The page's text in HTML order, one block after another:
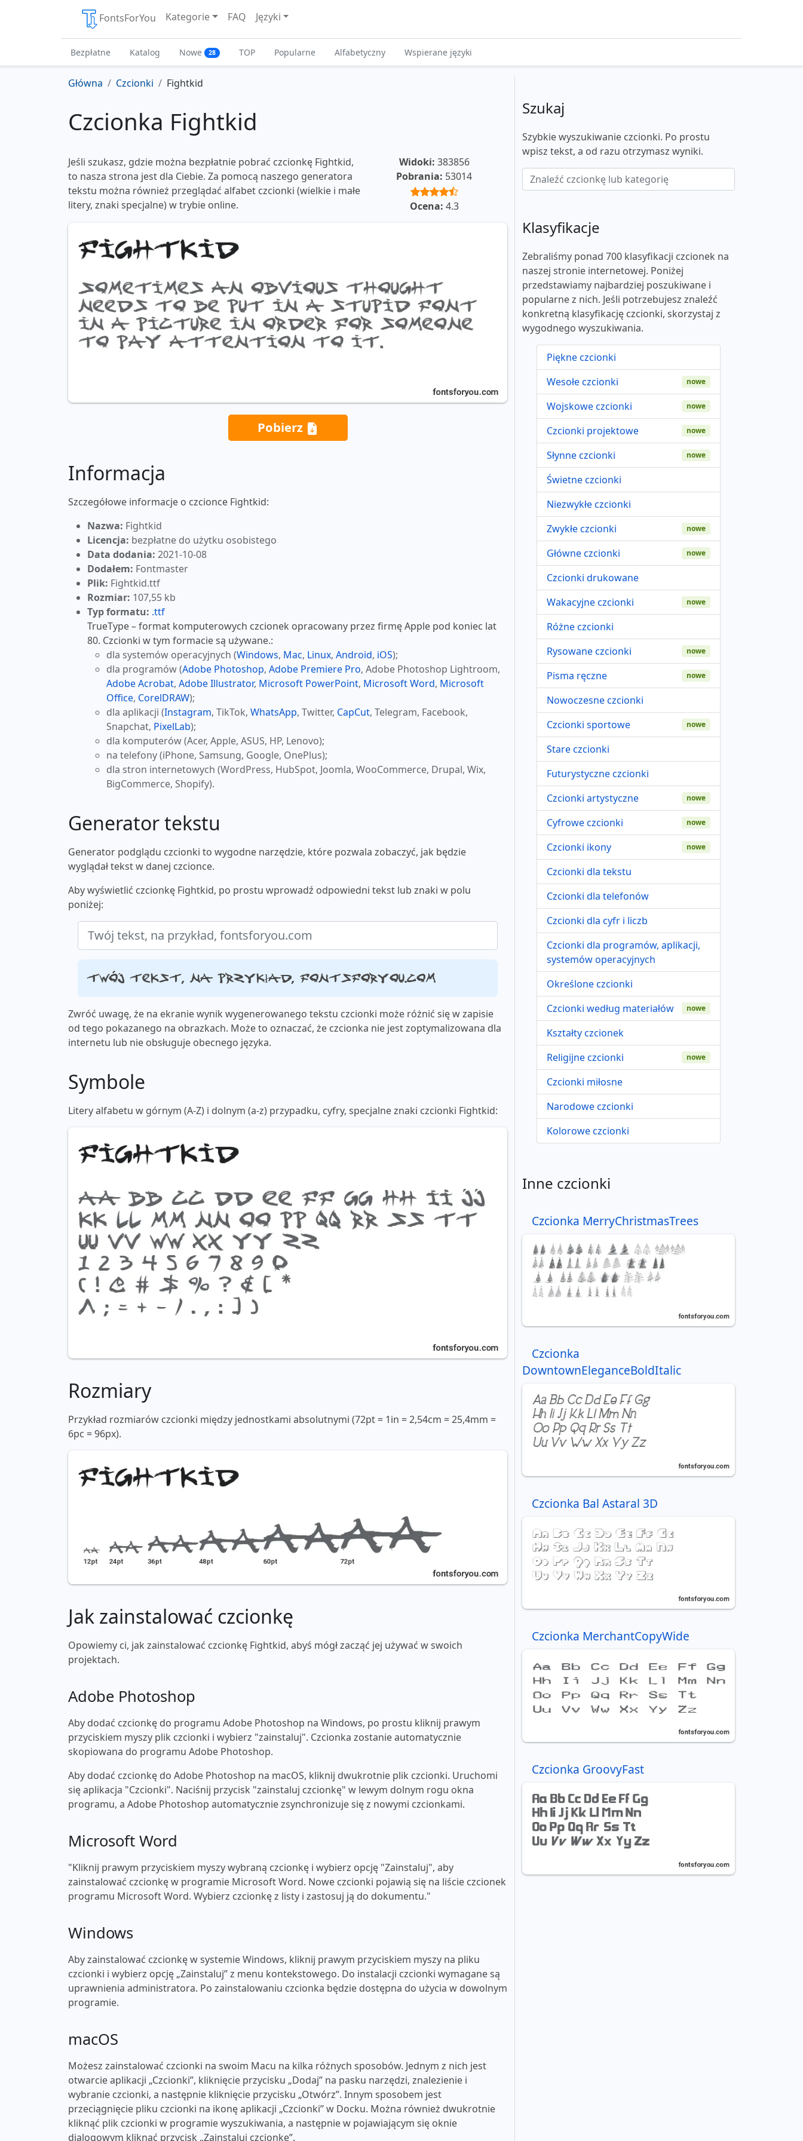
FontsForYou Kategorie FAQ Języki
Bezpłatne Katalog Nowe 28 TOP Popularne Alfabetyczny Wspierane języki
Główna Czcionki Fightkid
Czcionka Fightkid
Jeśli szukasz, gdzie można bezpłatnie pobrać czcionkę Fightkid,
to nasza strona jest dla Ciebie. Za pomocą naszego generatora
tekstu można również przeglądać alfabet czcionki (wielkie i małe
litery, znaki specjalne) w trybie online.
Widoki: 383856
Pobrania: 53014
Ocena: 4.3
Pobierz
Informacja
Szczegółowe informacje o czcionce Fightkid:
Nazwa: Fightkid
Licencja: bezpłatne do użytku osobistego
Data dodania: 2021-10-08
Dodałem: Fontmaster
Plik: Fightkid.ttf
Rozmiar: 107,55 kb
Typ formatu: .ttf
TrueType – format komputerowych czcionek opracowany przez firmę Apple pod koniec lat
80. Czcionki w tym formacie są używane.:
dla systemów operacyjnych (Windows, Mac, Linux, Android, iOS);
dla programów (Adobe Photoshop, Adobe Premiere Pro, Adobe Photoshop Lightroom,
Adobe Acrobat, Adobe Illustrator, Microsoft PowerPoint, Microsoft Word, Microsoft
Office, CorelDRAW);
dla aplikacji (Instagram, TikTok, WhatsApp, Twitter, CapCut, Telegram, Facebook,
Snapchat, PixelLab);
dla komputerów (Acer, Apple, ASUS, HP, Lenovo);
na telefony (iPhone, Samsung, Google, OnePlus);
dla stron internetowych (WordPress, HubSpot, Joomla, WooCommerce, Drupal, Wix,
BigCommerce, Shopify).
Generator tekstu
Generator podglądu czcionki to wygodne narzędzie, które pozwala zobaczyć, jak będzie
wyglądał tekst w danej czcionce.
Aby wyświetlić czcionkę Fightkid, po prostu wprowadź odpowiedni tekst lub znaki w polu
poniżej:
Twój tekst, na przykład, fontsforyou.com
Zwróć uwagę, że na ekranie wynik wygenerowanego tekstu czcionki może różnić się w zapisie
od tego pokazanego na obrazkach. Może to oznaczać, że czcionka nie jest zoptymalizowana dla
internetu lub nie obsługuje obecnego języka.
Symbole
Litery alfabetu w górnym (A-Z) i dolnym (a-z) przypadku, cyfry, specjalne znaki czcionki Fightkid:
Rozmiary
Przykład rozmiarów czcionki między jednostkami absolutnymi (72pt = 1in = 2,54cm = 25,4mm =
6pc = 96px).
Jak zainstalować czcionkę
Opowiemy ci, jak zainstalować czcionkę Fightkid, abyś mógł zacząć jej używać w swoich
projektach.
Adobe Photoshop
Aby dodać czcionkę do programu Adobe Photoshop na Windows, po prostu kliknij prawym
przyciskiem myszy plik czcionki i wybierz "zainstaluj". Czcionka zostanie automatycznie
skopiowana do programu Adobe Photoshop.
Aby dodać czcionkę do Adobe Photoshop na macOS, kliknij dwukrotnie plik czcionki. Uruchomi
się aplikacja "Czcionki". Naciśnij przycisk "zainstaluj czcionkę" w lewym dolnym rogu okna
programu, a Adobe Photoshop automatycznie zsynchronizuje się z nowymi czcionkami.
Microsoft Word
"Kliknij prawym przyciskiem myszy wybraną czcionkę i wybierz opcję "Zainstaluj", aby
zainstalować czcionkę w programie Microsoft Word. Nowe czcionki pojawią się na liście czcionek
programu Microsoft Word. Wybierz czcionkę z listy i zastosuj ją do dokumentu."
Windows
Aby zainstalować czcionkę w systemie Windows, kliknij prawym przyciskiem myszy na pliku
czcionki i wybierz opcję „Zainstaluj” z menu kontekstowego. Do instalacji czcionki wymagane są
uprawnienia administratora. Po zainstalowaniu czcionka będzie dostępna do użycia w dowolnym
programie.
macOS
Możesz zainstalować czcionki na swoim Macu na kilka różnych sposobów. Jednym z nich jest
otwarcie aplikacji „Czcionki”, kliknięcie przycisku „Dodaj” na pasku narzędzi, znalezienie i
wybranie czcionki, a następnie kliknięcie przycisku „Otwórz”. Innym sposobem jest
przeciągnięcie pliku czcionki na ikonę aplikacji „Czcionki” w Docku. Można również dwukrotnie
kliknąć plik czcionki w programie wyszukiwania, a następnie w pojawiającym się oknie
dialogowym kliknąć przycisk „Zainstaluj czcionkę”.
Szukaj
Szybkie wyszukiwanie czcionki. Po prostu
wpisz tekst, a od razu otrzymasz wyniki.
Klasyfikacje
Zebraliśmy ponad 700 klasyfikacji czcionek na
naszej stronie internetowej. Poniżej
przedstawiamy najbardziej poszukiwane i
popularne z nich. Jeśli potrzebujesz znaleźć
konkretną klasyfikację czcionki, skorzystaj z
wygodnego wyszukiwania.
Piękne czcionki
Wesołe czcionki
nowe
Wojskowe czcionki nowe
Czcionki projektowe nowe
Słynne czcionki nowe
Świetne czcionki
Niezwykłe czcionki
Zwykłe czcionki
nowe
Główne czcionki nowe
Czcionki drukowane
Wakacyjne czcionki
nowe
Różne czcionki
Rysowane czcionki
nowe
Pisma ręczne nowe
Nowoczesne czcionki
Czcionki sportowe
nowe
Stare czcionki
Futurystyczne czcionki
Czcionki artystyczne
nowe
Cyfrowe czcionki nowe
Czcionki ikony nowe
Czcionki dla tekstu
Czcionki dla telefonów
Czcionki dla cyfr i liczb
Czcionki dla programów, aplikacji,
systemów operacyjnych
Określone czcionki
Czcionki według materiałów
nowe
Kształty czcionek
Religijne czcionki
nowe
Czcionki miłosne
Narodowe czcionki
Kolorowe czcionki
Inne czcionki
Czcionka MerryChristmasTrees
Czcionka
DowntownEleganceBoldItalic
Czcionka Bal Astaral 3D
Czcionka MerchantCopyWide
Czcionka GroovyFast